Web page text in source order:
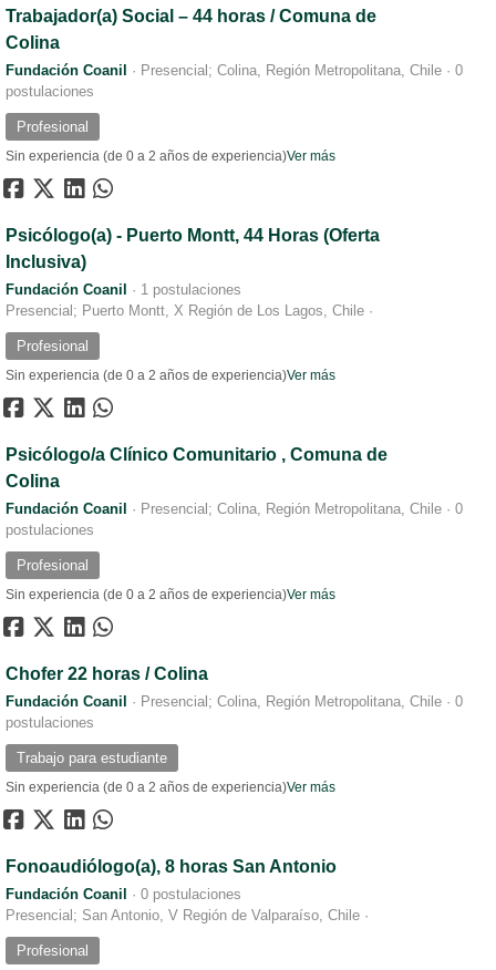
Trabajador(a) Social – 44 horas / Comuna de
Colina
Fundación Coanil · Presencial; Colina, Región Metropolitana, Chile · 0
postulaciones
Profesional
Sin experiencia (de 0 a 2 años de experiencia)Ver más
Psicólogo(a) - Puerto Montt, 44 Horas (Oferta
Inclusiva)
Fundación Coanil
·
Presencial; Puerto Montt, X Región de Los Lagos, Chile ·
1 postulaciones
Profesional
Sin experiencia (de 0 a 2 años de experiencia)Ver más
Psicólogo/a Clínico Comunitario , Comuna de
Colina
Fundación Coanil · Presencial; Colina, Región Metropolitana, Chile · 0
postulaciones
Profesional
Sin experiencia (de 0 a 2 años de experiencia)Ver más
Chofer 22 horas / Colina
Fundación Coanil · Presencial; Colina, Región Metropolitana, Chile · 0
postulaciones
Trabajo para estudiante
Sin experiencia (de 0 a 2 años de experiencia)Ver más
Fonoaudiólogo(a), 8 horas San Antonio
Fundación Coanil
·
Presencial; San Antonio, V Región de Valparaíso, Chile ·
0 postulaciones
Profesional